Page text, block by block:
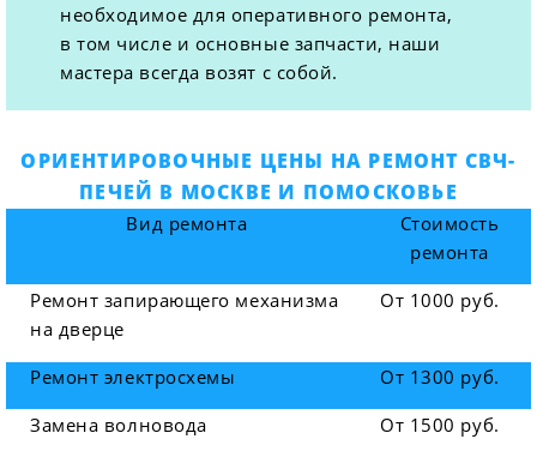
необходимое для оперативного ремонта,
в том числе и основные запчасти, наши
мастера всегда возят с собой.
ОРИЕНТИРОВОЧНЫЕ ЦЕНЫ НА РЕМОНТ СВЧ-
ПЕЧЕЙ В МОСКВЕ И ПОМОСКОВЬЕ
Вид ремонта
Стоимость
ремонта
Ремонт запирающего механизма
на дверце
От 1000 руб.
Ремонт электросхемы
От 1300 руб.
Замена волновода
От 1500 руб.